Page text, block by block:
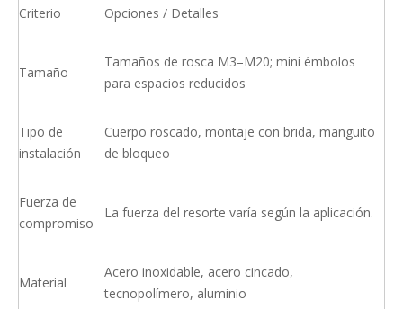
Criterio Opciones / Detalles
Tamaño
Tamaños de rosca M3–M20; mini émbolos
para espacios reducidos
Tipo de
instalación
Cuerpo roscado, montaje con brida, manguito
de bloqueo
Fuerza de
compromiso
La fuerza del resorte varía según la aplicación.
Material
Acero inoxidable, acero cincado,
tecnopolímero, aluminio